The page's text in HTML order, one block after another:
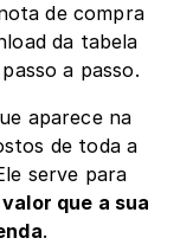
de compra
da tabela
a passo.
aparece na
de toda a
serve para
que a sua
.